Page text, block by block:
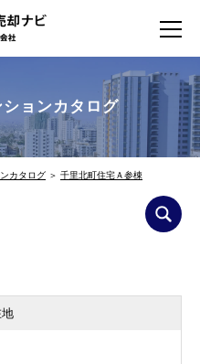
ョンカタログ
カタログ ＞ 千里北町住宅Ａ参棟